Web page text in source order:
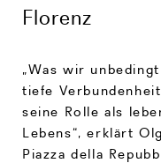
Florenz
„Was wir
tiefe
seine Rolle als
Lebens“, erklärt
Piazza della